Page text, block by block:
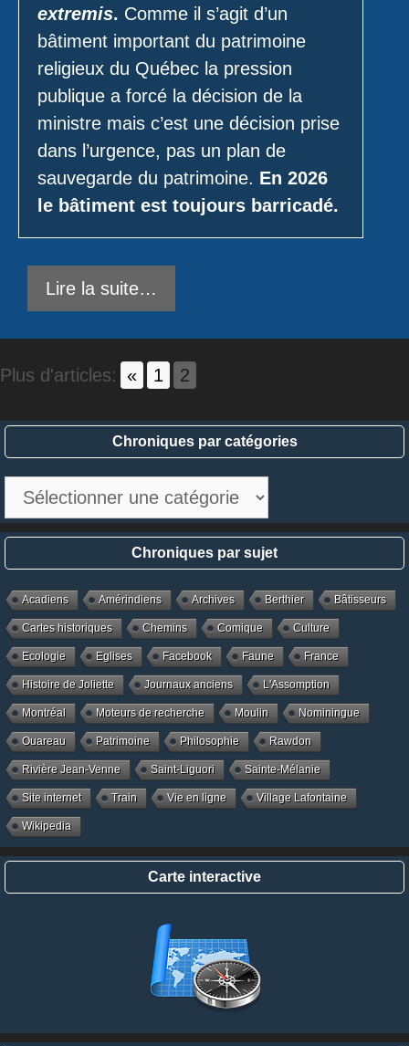
extremis. Comme il s’agit d’un
bâtiment important du patrimoine
religieux du Québec la pression
publique a forcé la décision de la
ministre mais c’est une décision prise
dans l’urgence, pas un plan de
sauvegarde du patrimoine. En 2026
le bâtiment est toujours barricadé.
Lire la suite…
Plus d'articles: « 1 2
Chroniques par catégories
catégories
Chroniques par sujet
Acadiens Amérindiens Archives Berthier Bâtisseurs
Cartes historiques Chemins Comique Culture
Ecologie Eglises Facebook Faune France
Histoire de Joliette Journaux anciens L'Assomption
Montréal Moteurs de recherche Moulin Nominingue
Ouareau Patrimoine Philosophie Rawdon
Rivière Jean-Venne Saint-Liguori Sainte-Mélanie
Site internet Train Vie en ligne Village Lafontaine
Wikipedia
Carte interactive